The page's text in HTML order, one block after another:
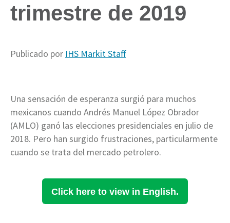
trimestre de 2019
Publicado por IHS Markit Staff
Una sensación de esperanza surgió para muchos
mexicanos cuando Andrés Manuel López Obrador
(AMLO) ganó las elecciones presidenciales en julio de
2018. Pero han surgido frustraciones, particularmente
cuando se trata del mercado petrolero.
Click here to view in English.